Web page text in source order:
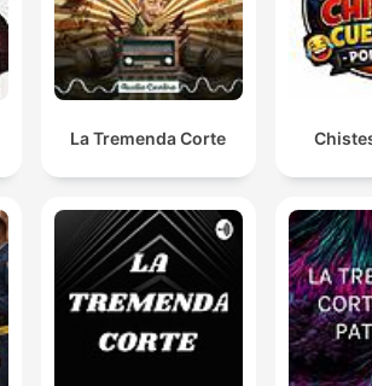
La Tremenda Corte